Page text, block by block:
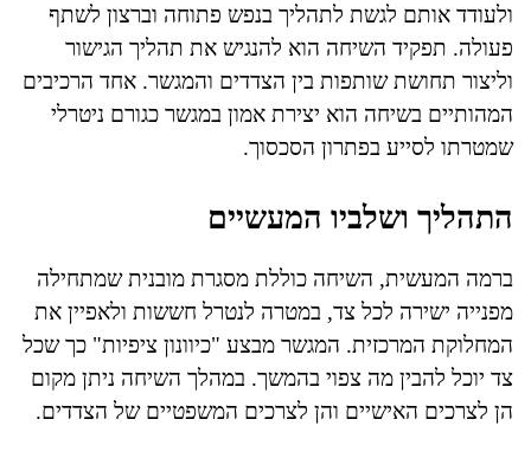
ולעודד אותם לגשת לתהליך בנפש פתוחה וברצון לשתף
פעולה. תפקיד השיחה הוא להנגיש את תהליך הגישור
וליצור תחושת שותפות בין הצדדים והמגשר. אחד הרכיבים
המהותיים בשיחה הוא יצירת אמון במגשר כגורם ניטרלי
שמטרתו לסייע בפתרון הסכסוך.
התהליך ושלביו המעשיים
ברמה המעשית, השיחה כוללת מסגרת מובנית שמתחילה
מפנייה ישירה לכל צד, במטרה לנטרל חששות ולאפיין את
המחלוקת המרכזית. המגשר מבצע "כיוונון ציפיות" כך שכל
צד יוכל להבין מה צפוי בהמשך. במהלך השיחה ניתן מקום
הן לצרכים האישיים והן לצרכים המשפטיים של הצדדים.